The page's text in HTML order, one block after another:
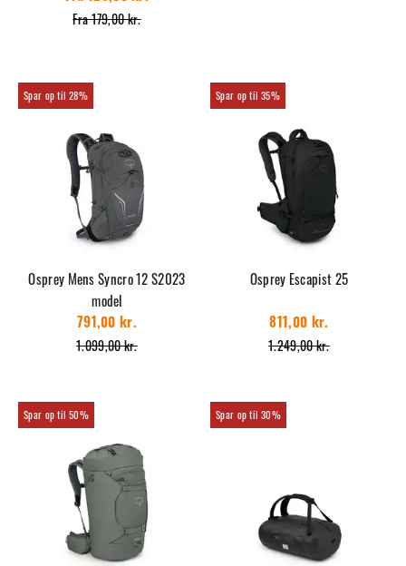
Fra 179,00 kr.
28%
Osprey Mens Syncro 12 S2023
model
1.099,00 kr.
791,00 kr.
35%
Osprey Escapist 25
1.249,00 kr.
811,00 kr.
50% 30%